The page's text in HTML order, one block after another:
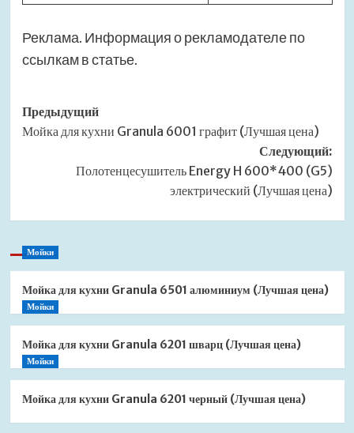
Реклама. Информация о рекламодателе по
ссылкам в статье.
Навигация
записи
Предыдущий
Мойка для кухни Granula 6001 графит (Лучшая цена)
Следующий:
Полотенцесушитель Energy H 600*400 (G5)
электрический (Лучшая цена)
Мойки
Мойка для кухни Granula 6501 алюминиум (Лучшая цена)
Мойки
Мойка для кухни Granula 6201 шварц (Лучшая цена)
Мойки
Мойка для кухни Granula 6201 черный (Лучшая цена)